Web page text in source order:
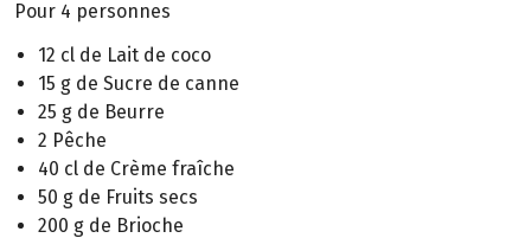
Pour 4 personnes
12 cl de Lait de coco
15 g de Sucre de canne
25 g de Beurre
2 Pêche
40 cl de Crème fraîche
50 g de Fruits secs
200 g de Brioche